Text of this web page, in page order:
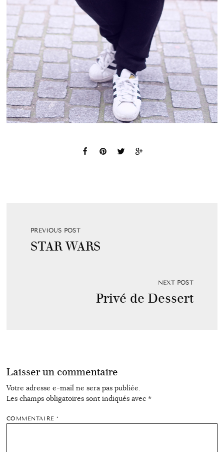
PREVIOUS POST
STAR WARS
NEXT POST
Privé de Dessert
Laisser un commentaire
Votre adresse e-mail ne sera pas publiée.
Les champs obligatoires sont indiqués avec *
COMMENTAIRE*